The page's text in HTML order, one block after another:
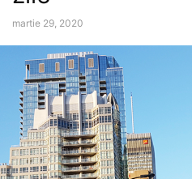
martie 29, 2020